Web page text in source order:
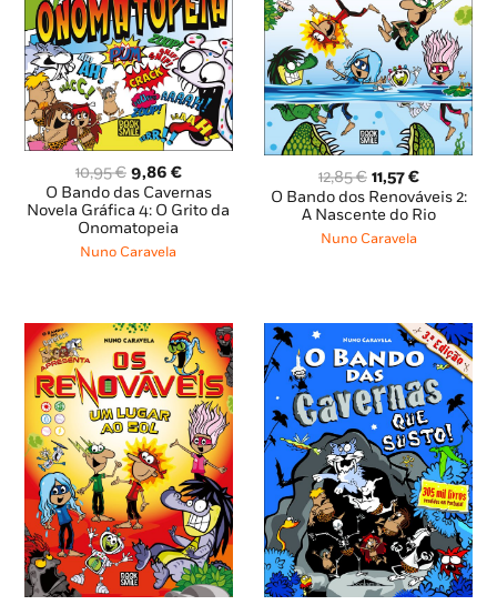
10,95€ O
preço
original
era:
10,95 €.
9,86 €O
preço
atual
O Bando das Cavernas
Novela Gráfica 4: O Grito da
Onomatopeia
Nuno Caravela
12,85€ O
preço
original
era:
11,57€O
preço
atual
O Bando dos Renováveis 2:
A Nascente do Rio
Nuno Caravela